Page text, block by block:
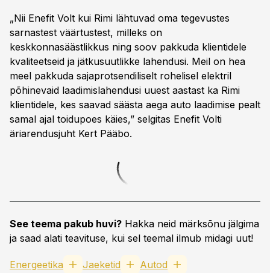
„Nii Enefit Volt kui Rimi lähtuvad oma tegevustes
sarnastest väärtustest, milleks on
keskkonnasäästlikkus ning soov pakkuda klientidele
kvaliteetseid ja jätkusuutlikke lahendusi. Meil on hea
meel pakkuda sajaprotsendiliselt rohelisel elektril
põhinevaid laadimislahendusi uuest aastast ka Rimi
klientidele, kes saavad säästa aega auto laadimise pealt
samal ajal toidupoes käies,” selgitas Enefit Volti
äriarendusjuht Kert Pääbo.
See teema pakub huvi? Hakka neid märksõnu jälgima
ja saad alati teavituse, kui sel teemal ilmub midagi uut!
Energeetika Jaeketid
Autod